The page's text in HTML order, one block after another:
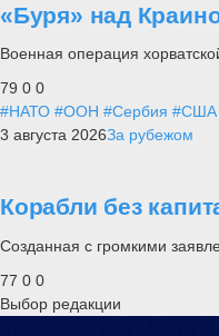
«Буря» над
Военная операция
79 0 0
#НАТО #ООН #Сербия #США
3 августа 2026За рубежом
Корабли без
Созданная с громкими
77 0 0
Выбор редакции